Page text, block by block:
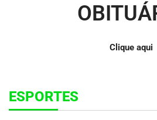
Clique aqui
ESPORTES